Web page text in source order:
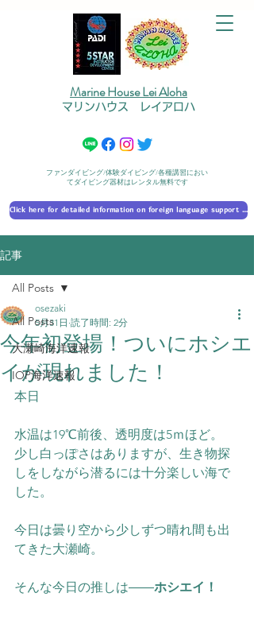
Marine House Lei Aloha
マリンハウス レイアロハ
ファンダイビング/体験ダイビング/各種講習におい
てダイビング器材はレンタル無料です
Click here for detailed information on foreign language support 外国語対応の詳細に​ついて
記事
All Posts
大瀬崎海洋速報
IOP海洋速報
All Posts
今年初登場！ついにホシエ
イが現れました！
osezaki
5月31日 読了時間: 2分
本日
水温は19℃前後、透明度は5ｍほど。
少し白っぽさはありますが、生き物探
しをしながら潜るには十分楽しい海で
した。
今日は曇り空から少しずつ晴れ間も出
てきた大瀬崎。
そんな今日の推しは――ホシエイ！